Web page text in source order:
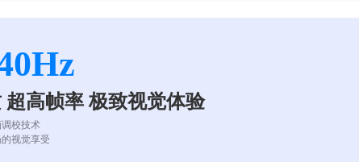
超高帧率 极致视觉体验
校技术
视觉享受